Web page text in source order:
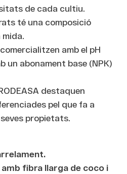
de cada cultiu.
té una composició
amb el pH
un abonament base (NPK)
destaquen
pel que fa a
propietats.
fibra llarga de coco i